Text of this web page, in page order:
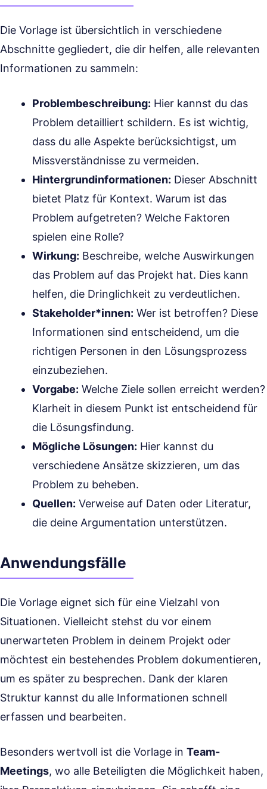
Die Vorlage ist übersichtlich in verschiedene
Abschnitte gegliedert, die dir helfen, alle relevanten
Informationen zu sammeln:
Problembeschreibung: Hier kannst du das
Problem detailliert schildern. Es ist wichtig,
dass du alle Aspekte berücksichtigst, um
Missverständnisse zu vermeiden.
Hintergrundinformationen: Dieser Abschnitt
bietet Platz für Kontext. Warum ist das
Problem aufgetreten? Welche Faktoren
spielen eine Rolle?
Wirkung: Beschreibe, welche Auswirkungen
das Problem auf das Projekt hat. Dies kann
helfen, die Dringlichkeit zu verdeutlichen.
Stakeholder*innen: Wer ist betroffen? Diese
Informationen sind entscheidend, um die
richtigen Personen in den Lösungsprozess
einzubeziehen.
Vorgabe: Welche Ziele sollen erreicht werden?
Klarheit in diesem Punkt ist entscheidend für
die Lösungsfindung.
Mögliche Lösungen: Hier kannst du
verschiedene Ansätze skizzieren, um das
Problem zu beheben.
Quellen: Verweise auf Daten oder Literatur,
die deine Argumentation unterstützen.
Anwendungsfälle
Die Vorlage eignet sich für eine Vielzahl von
Situationen. Vielleicht stehst du vor einem
unerwarteten Problem in deinem Projekt oder
möchtest ein bestehendes Problem dokumentieren,
um es später zu besprechen. Dank der klaren
Struktur kannst du alle Informationen schnell
erfassen und bearbeiten.
Besonders wertvoll ist die Vorlage in Team-
Meetings, wo alle Beteiligten die Möglichkeit haben,